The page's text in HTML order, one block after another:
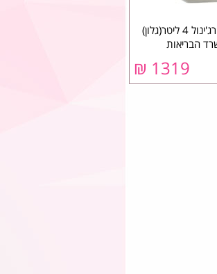
החלקה אורגנית רג'ינול 4 ליטר(גלון)
הבריאות
1319 ₪